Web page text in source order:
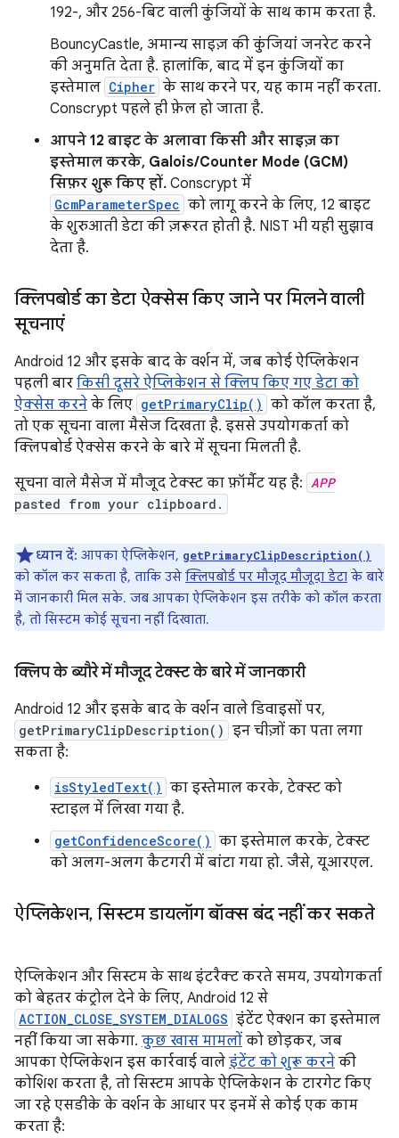
192-, और 256-बिट वाली कुंजियों के साथ काम करता है.
BouncyCastle, अमान्य साइज़ की कुंजियां जनरेट करने
की अनुमति देता है. हालांकि, बाद में इन कुंजियों का
इस्तेमाल Cipher के साथ करने पर, यह काम नहीं करता.
Conscrypt पहले ही फ़ेल हो जाता है.
आपने 12 बाइट के अलावा किसी और साइज़ का
इस्तेमाल करके, Galois/Counter Mode (GCM)
सिफ़र शुरू किए हों. Conscrypt में
GcmParameterSpec को लागू करने के लिए, 12 बाइट
के शुरुआती डेटा की ज़रूरत होती है. NIST भी यही सुझाव
देता है.
क्लिपबोर्ड का डेटा ऐक्सेस किए जाने पर मिलने वाली
सूचनाएं
Android 12 और इसके बाद के वर्शन में, जब कोई ऐप्लिकेशन
पहली बार किसी दूसरे ऐप्लिकेशन से क्लिप किए गए डेटा को
ऐक्सेस करने के लिए getPrimaryClip() को कॉल करता है,
तो एक सूचना वाला मैसेज दिखता है. इससे उपयोगकर्ता को
क्लिपबोर्ड ऐक्सेस करने के बारे में सूचना मिलती है.
सूचना वाले मैसेज में मौजूद टेक्स्ट का फ़ॉर्मैट यह है: APP
pasted from your clipboard.
ध्यान दें: आपका ऐप्लिकेशन, getPrimaryClipDescription()
को कॉल कर सकता है, ताकि उसे क्लिपबोर्ड पर मौजूद मौजूदा डेटा के बारे
में जानकारी मिल सके. जब आपका ऐप्लिकेशन इस तरीके को कॉल करता
है, तो सिस्टम कोई सूचना नहीं दिखाता.
क्लिप के ब्यौरे में मौजूद टेक्स्ट के बारे में जानकारी
Android 12 और इसके बाद के वर्शन वाले डिवाइसों पर,
getPrimaryClipDescription() इन चीज़ों का पता लगा
सकता है:
isStyledText() का इस्तेमाल करके, टेक्स्ट को
स्टाइल में लिखा गया है.
getConfidenceScore() का इस्तेमाल करके, टेक्स्ट
को अलग-अलग कैटगरी में बांटा गया हो. जैसे, यूआरएल.
ऐप्लिकेशन, सिस्टम डायलॉग बॉक्स बंद नहीं कर सकते
ऐप्लिकेशन और सिस्टम के साथ इंटरैक्ट करते समय, उपयोगकर्ता
को बेहतर कंट्रोल देने के लिए, Android 12 से
ACTION_CLOSE_SYSTEM_DIALOGS इंटेंट ऐक्शन का इस्तेमाल
नहीं किया जा सकेगा. कुछ खास मामलों को छोड़कर, जब
आपका ऐप्लिकेशन इस कार्रवाई वाले इंटेंट को शुरू करने की
कोशिश करता है, तो सिस्टम आपके ऐप्लिकेशन के टारगेट किए
जा रहे एसडीके के वर्शन के आधार पर इनमें से कोई एक काम
करता है: